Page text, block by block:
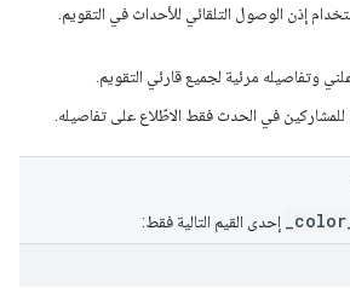
إذن الوصول التلقائي للأحداث في التقويم.
وتفاصيله مرئية لجميع قارئي التقويم.
في الحدث فقط الاطّلاع على تفاصيله.
إحدى القيم التالية فقط: